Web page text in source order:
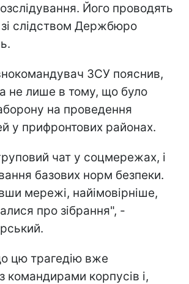
Його проводять
слідством Держбюро
ЗСУ пояснив,
не лише в тому, що було
на проведення
у прифронтових районах.
чат у соцмережах, і
базових норм безпеки.
мережі, найімовірніше,
про зібрання", -
цю трагедію вже
командирами корпусів і,